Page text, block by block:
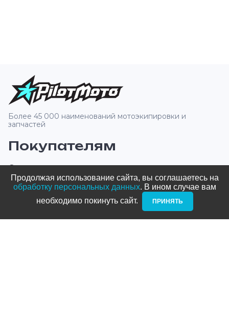
Более 45 000 наименований мотоэкипировки и
запчастей
Покупателям
О компании
Оплата и доставка
Новости и акции
Блог
Продолжая использование сайта, вы соглашаетесь на
обработку персональных данных. В ином случае вам
необходимо покинуть сайт. ­
ПРИНЯТЬ